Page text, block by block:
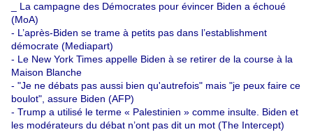
La campagne des Démocrates pour évincer Biden a échoué
(MoA)
- L’après-Biden se trame à petits pas dans l’establishment
démocrate (Mediapart)
- Le New York Times appelle Biden à se retirer de la course à la
Maison Blanche
- "Je ne débats pas aussi bien qu'autrefois" mais "je peux faire ce
boulot", assure Biden (AFP)
- Trump a utilisé le terme « Palestinien » comme insulte. Biden et
les modérateurs du débat n’ont pas dit un mot (The Intercept)